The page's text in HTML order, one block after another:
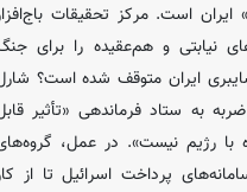
است. مرکز تحقیقات
نیابتی و هم‌عقیده را برای
ایران متوقف شده است؟
به ستاد فرماندهی «تأثیر
با رژیم نیست». در عمل،
پرداخت اسرائیل تا از